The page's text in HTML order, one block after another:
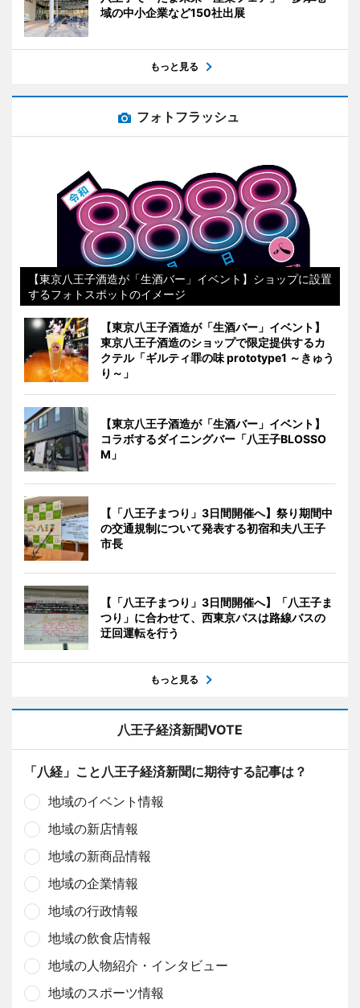
域の中小企業など150社出展
もっと見る
フォトフラッシュ
【東京八王子酒造が「生酒バー」イベント】ショップに設置
するフォトスポットのイメージ
【東京八王子酒造が「生酒バー」イベント】
東京八王子酒造のショップで限定提供するカ
クテル「ギルティ罪の味 prototype1 ～きゅう
り～」
【東京八王子酒造が「生酒バー」イベント】
コラボするダイニングバー「八王子BLOSSO
M」
【「八王子まつり」3日間開催へ】祭り期間中
の交通規制について発表する初宿和夫八王子
市長
【「八王子まつり」3日間開催へ】「八王子ま
つり」に合わせて、西東京バスは路線バスの
迂回運転を行う
もっと見る
八王子経済新聞VOTE
「八経」こと八王子経済新聞に期待する記事は？
地域のイベント情報
地域の新店情報
地域の新商品情報
地域の企業情報
地域の行政情報
地域の飲食店情報
地域の人物紹介・インタビュー
地域のスポーツ情報